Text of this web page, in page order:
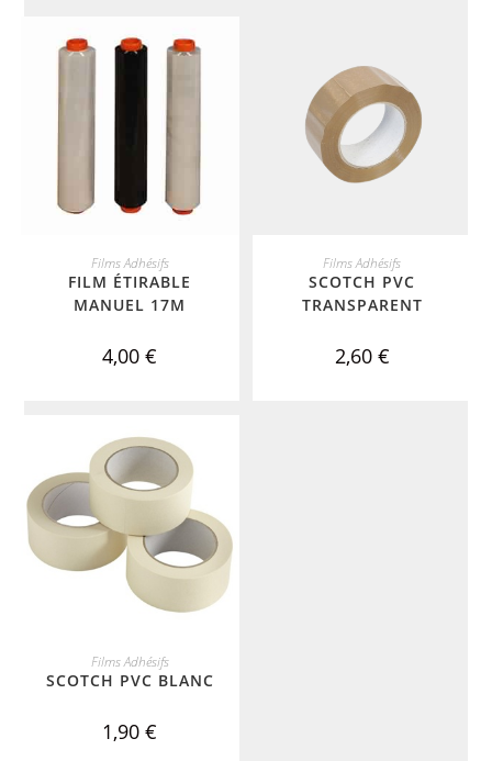
ADD TO CART
Films Adhésifs
FILM ÉTIRABLE
MANUEL 17Μ
4,00€
ADD TO CART
Films Adhésifs
SCOTCH PVC
TRANSPARENT
2,60 €
ADD TO CART
Films Adhésifs
SCOTCH PVC BLANC
1,90€